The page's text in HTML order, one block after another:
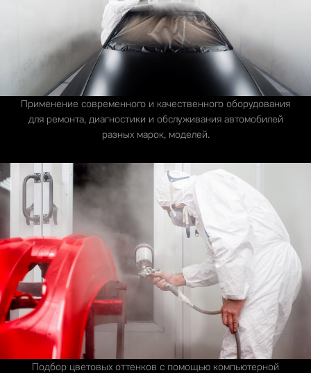
Применение современного и качественного оборудования
для ремонта, диагностики и обслуживания автомобилей
разных марок, моделей.
Подбор цветовых оттенков с помощью компьютерной